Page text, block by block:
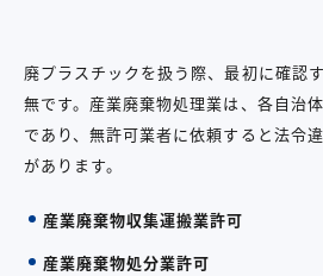
廃プラスチックを扱う際、最初に確認
無です。産業廃棄物処理業は、各自治
であり、無許可業者に依頼すると法令
があります。
産業廃棄物収集運搬業許可
産業廃棄物処分業許可